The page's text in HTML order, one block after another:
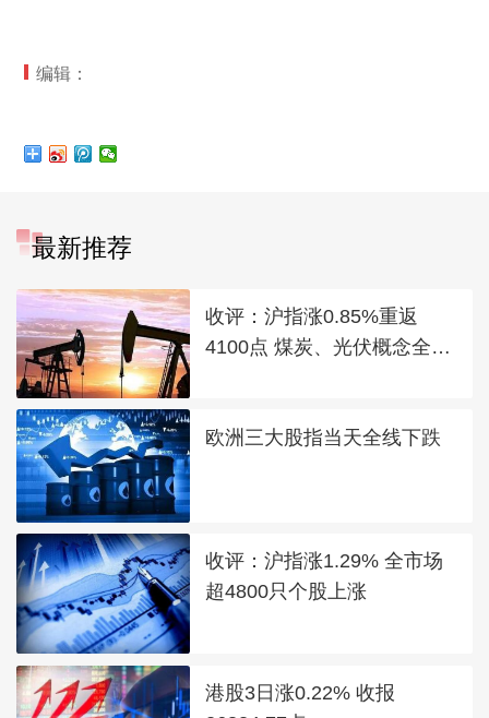
编辑：
最新推荐
收评：沪指涨0.85%重返
4100点 煤炭、光伏概念全线
欧洲三大股指当天全线下跌
收评：沪指涨1.29% 全市场
超4800只个股上涨
港股3日涨0.22% 收报